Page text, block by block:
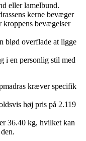
eller lamelbund.
kerne bevæger
bevægelser
blød overflade at ligge
i en personlig stil med
kræver specifik
høj pris på 2.119
36.40 kg, hvilket kan